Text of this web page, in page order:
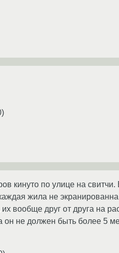
)
кинуто по улице на
жила не
вообще друг от друга на
не должен быть более 5